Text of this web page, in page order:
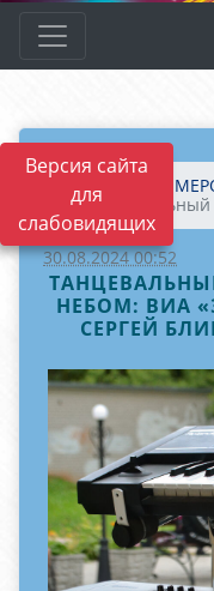
Версия сайта
для
слабовидящих
Главная
30.08.2024 00:52
НЕБОМ: ВИА
СЕРГЕЙ